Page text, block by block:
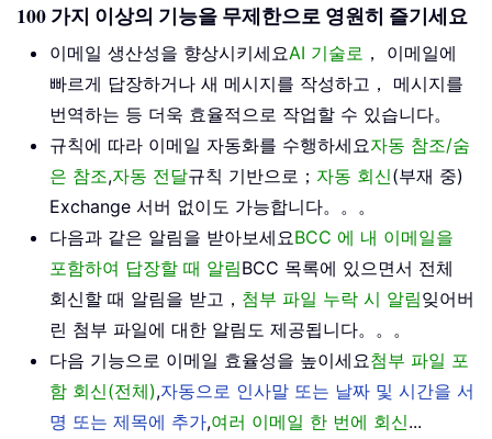
100 가지 이상의 기능을 무제한으로 영원히 즐기세요
이메일 생산성을 향상시키세요AI 기술로 ， 이메일에
빠르게 답장하거나 새 메시지를 작성하고， 메시지를
번역하는 등 더욱 효율적으로 작업할 수 있습니다。
규칙에 따라 이메일 자동화를 수행하세요자동 참조/숨
은 참조,자동 전달규칙 기반으로； 자동 회신(부재 중)
Exchange 서버 없이도 가능합니다。。。
다음과 같은 알림을 받아보세요BCC 에 내 이메일을
포함하여 답장할 때 알림BCC 목록에 있으면서 전체
회신할 때 알림을 받고， 첨부 파일 누락 시 알림잊어버
린 첨부 파일에 대한 알림도 제공됩니다。。。
다음 기능으로 이메일 효율성을 높이세요첨부 파일 포
함 회신(전체),자동으로 인사말 또는 날짜 및 시간을 서
명 또는 제목에 추가,여러 이메일 한 번에 회신...